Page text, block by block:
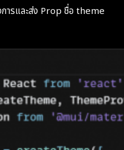
ารและส่ง Prop ชื่อ theme